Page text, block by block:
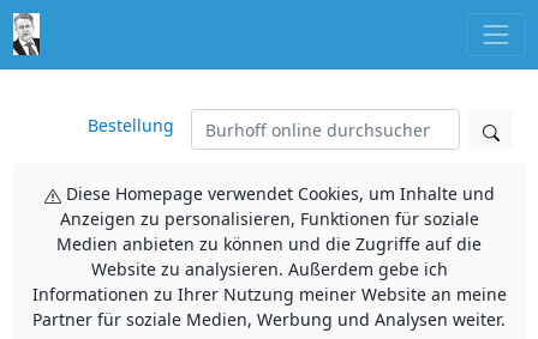
Bestellung
Diese Homepage verwendet Cookies, um Inhalte und
Anzeigen zu personalisieren, Funktionen für soziale
Medien anbieten zu können und die Zugriffe auf die
Website zu analysieren. Außerdem gebe ich
Informationen zu Ihrer Nutzung meiner Website an meine
Partner für soziale Medien, Werbung und Analysen weiter.